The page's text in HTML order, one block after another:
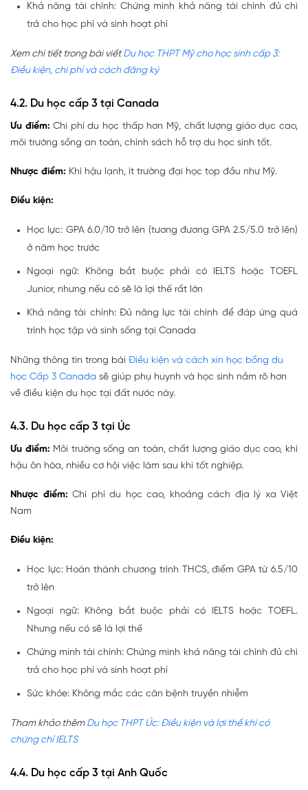
Khả năng tài chính: Chứng minh khả năng tài chính đủ chi
trả cho học phí và sinh hoạt phí
Xem chi tiết trong bài viếtDu học THPT Mỹ cho học sinh cấp 3:
Điều kiện, chi phí và cách đăng ký
4.2. Du học cấp 3 tại Canada
Ưu điểm:Chi phí du học thấp hơn Mỹ, chất lượng giáo dục cao,
môi trường sống an toàn, chính sách hỗ trợ du học sinh tốt.
Nhược điểm: Khí hậu lạnh, ít trường đại học top đầu như Mỹ.
Điều kiện:
Học lực: GPA 6.0/10 trở lên (tương đương GPA 2.5/5.0 trở lên)
ở năm học trước
Ngoại ngữ: Không bắt buộc phải có IELTS hoặc TOEFL
Junior, nhưng nếu có sẽ là lợi thế rất lớn
Khả năng tài chính: Đủ năng lực tài chính để đáp ứng quá
trình học tập và sinh sống tại Canada
Những thông tin trong bài Điều kiện và cách xin học bổng du
học Cấp 3 Canada sẽ giúp phụ huynh và học sinh nắm rõ hơn
về điều kiện du học tại đất nước này.
4.3. Du học cấp 3 tại Úc
Ưu điểm: Môi trường sống an toàn, chất lượng giáo dục cao, khí
hậu ôn hòa, nhiều cơ hội việc làm sau khi tốt nghiệp.
Nhược điểm: Chi phí du học cao, khoảng cách địa lý xa Việt
Nam
Điều kiện:
Học lực: Hoàn thành chương trình THCS, điểm GPA từ 6.5/10
trở lên
Ngoại ngữ: Không bắt buộc phải có IELTS hoặc TOEFL.
Nhưng nếu có sẽ là lợi thế
Chứng minh tài chính: Chứng minh khả năng tài chính đủ chi
trả cho học phí và sinh hoạt phí
Sức khỏe: Không mắc các căn bệnh truyền nhiễm
Tham khảo thêm Du học THPT Úc: Điều kiện và lợi thế khi có
chứng chỉ IELTS
4.4. Du học cấp 3 tại Anh Quốc